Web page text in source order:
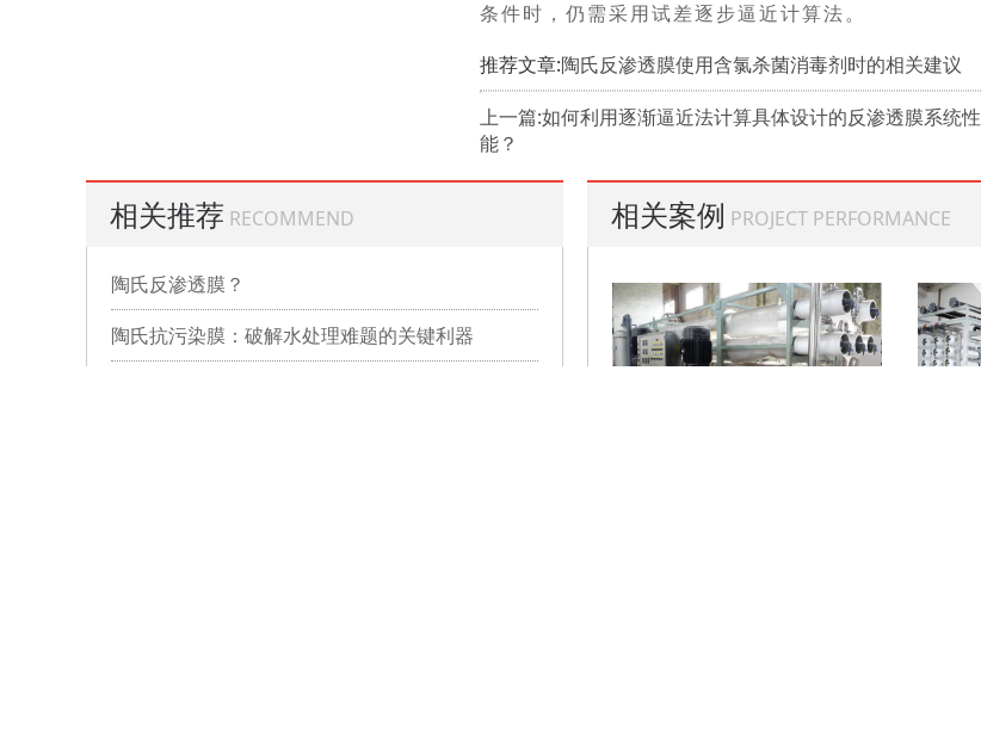
条件时，仍需采用试差逐步逼近计算法。
推荐文章:陶氏反渗透膜使用含氯杀菌消毒剂时的相关建议
上一篇:如何利用逐渐逼近法计算具体设计的反渗透膜系统性
能？
相关推荐 RECOMMEND
陶氏反渗透膜？
陶氏抗污染膜：破解水处理难题的关键利器
相关案例 PROJECT PERFORMANCE